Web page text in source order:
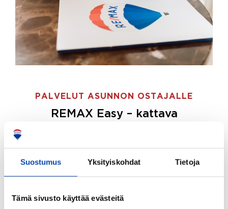
Suostumus Yksityiskohdat Tietoja
Tämä sivusto käyttää evästeitä
PALVELUT ASUNNON OSTAJALLE
REMAX Easy – kattava
ostajille.
Tee ostotoimeksianto ja etsimme juuri